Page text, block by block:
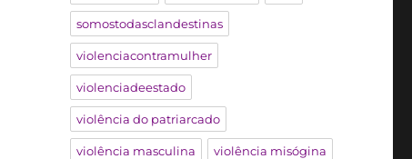
somostodasclandestinas
violenciacontramulher
violenciadeestado
violência do patriarcado
violência masculina violência misógina